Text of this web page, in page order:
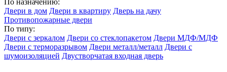
По назначению:
Двери в дом Двери в квартиру Дверь на дачу
Противопожарные двери
По типу:
Двери с зеркалом Двери со стеклопакетом Двери МДФ/МДФ
Двери с терморазрывом Двери металл/металл Двери с
шумоизоляцией Двустворчатая входная дверь